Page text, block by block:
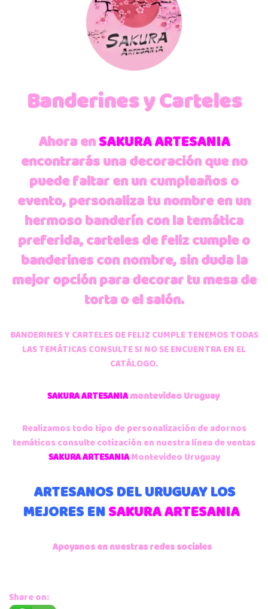
Banderines y Carteles
Ahora enSAKURA ARTESANIA
encontrarás una decoración que no
puede faltar en un cumpleaños o
evento, personaliza tu nombre en un
hermoso banderín con la temática
preferida, carteles de feliz cumple o
banderines con nombre, sin duda la
mejor opción para decorar tu mesa de
torta o el salón.
BANDERINES Y CARTELES DE FELIZ CUMPLE TENEMOS TODAS
LAS TEMÁTICAS CONSULTE SI NO SE ENCUENTRA EN EL
CATÁLOGO.
SAKURA ARTESANIAmontevideo Uruguay
Realizamos todo tipo de personalización de adornos
temáticos consulte cotización en nuestra línea de ventas
SAKURA ARTESANIAMontevideo Uruguay
ARTESANOS DEL URUGUAY LOS
MEJORES ENSAKURA ARTESANIA
Apoyanos en nuestras redes sociales
Share on: